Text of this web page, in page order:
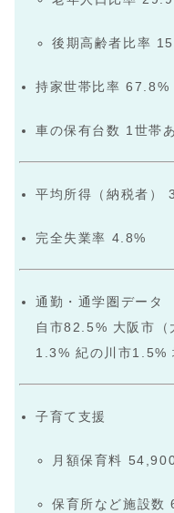
後期高齢者比率
持家世帯比率 67.8%
車の保有台数 1世帯
平均所得（納税者）
完全失業率 4.8%
通勤・通学圏データ
自市82.5% 大阪市
1.3% 紀の川市1.5%
子育て支援
月額保育料
保育所など施設数